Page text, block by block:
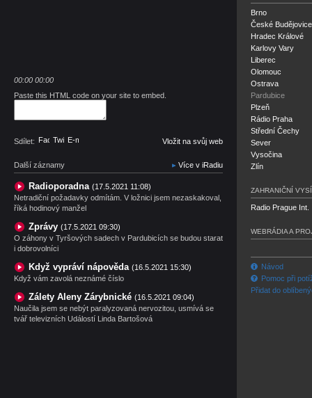
00:00 00:00
Paste this HTML code on your site to embed.
Sdílet: Facebook
TwitterE-mail Vložit na svůj web
Další záznamy Více v iRadiu
Radioporadna (17.5.2021 11:08)
Netradiční požadavky odmítám. V ložnici jsem nezaskakoval,
říká hodinový manžel
Zprávy (17.5.2021 09:30)
O záhony v Tyršových sadech v Pardubicích se budou starat
i dobrovolníci
Když vypráví nápověda (16.5.2021 15:30)
Když vám zavolá neznámé číslo
Zálety Aleny Zárybnické (16.5.2021 09:04)
Naučila jsem se nebýt paralyzovaná nervozitou, usmívá se
tvář televizních Událostí Linda Bartošová
Brno
České Budějovice
Hradec Králové
Karlovy Vary
Liberec
Olomouc
Ostrava
Pardubice
Plzeň
Rádio Praha
Střední Čechy
Sever
Vysočina
Zlín
ZAHRANIČNÍ
Radio Prague Int.
WEBRÁDIA A
Návod
Pomoc při
Přidat do